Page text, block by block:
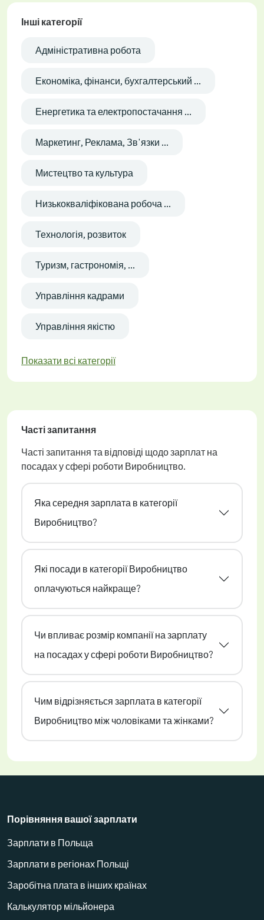
Інші категорії
Адміністративна робота
Економіка, фінанси, бухгалтерський ...
Енергетика та електропостачання ...
Маркетинг, Реклама, Зв'язки ...
Мистецтво та культура
Низькокваліфікована робоча ...
Технологія, розвиток
Туризм, гастрономія, ...
Управління кадрами
Управління якістю
Показати всі категорії
Часті запитання
Часті запитання та відповіді щодо зарплат на
посадах у сфері роботи Виробництво.
Яка середня зарплата в категорії
Виробництво?
Які посади в категорії Виробництво
оплачуються найкраще?
Чи впливає розмір компанії на зарплату
на посадах у сфері роботи Виробництво?
Чим відрізняється зарплата в категорії
Виробництво між чоловіками та жінками?
Порівняння вашої зарплати
Зарплати в Польща
Зарплати в регіонах Польщі
Заробітна плата в інших країнах
Калькулятор мільйонера